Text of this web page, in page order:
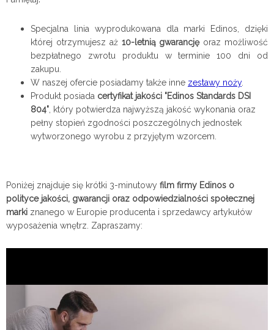
Specjalna linia wyprodukowana dla marki Edinos, dzięki
której otrzymujesz aż 10-letnią gwarancjęoraz możliwość
bezpłatnego zwrotu produktu w terminie 100 dni od
zakupu.
W naszej ofercie posiadamy także inne zestawy noży.
Produkt posiada certyfikat jakości "Edinos Standards DSI
804", który potwierdza najwyższą jakość wykonania oraz
pełny stopień zgodności poszczególnych jednostek
wytworzonego wyrobu z przyjętym wzorcem.
Poniżej znajduje się krótki 3-minutowy film firmy Edinos o
polityce jakości, gwarancji oraz odpowiedzialności społecznej
marki znanego w Europie producenta i sprzedawcy artykułów
wyposażenia wnętrz. Zapraszamy: